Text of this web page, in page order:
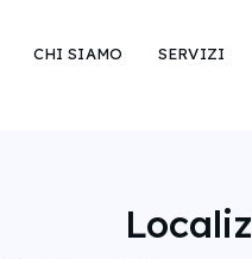
CHI SIAMO SERVIZI